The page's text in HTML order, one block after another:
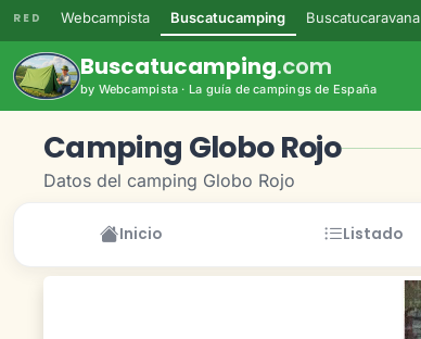
RED Webcampista Buscatucamping Buscatucaravana
Buscatucamping.com
by Webcampista · La guía de campings de España
Camping Globo Rojo
Datos del camping Globo Rojo
Inicio Listado